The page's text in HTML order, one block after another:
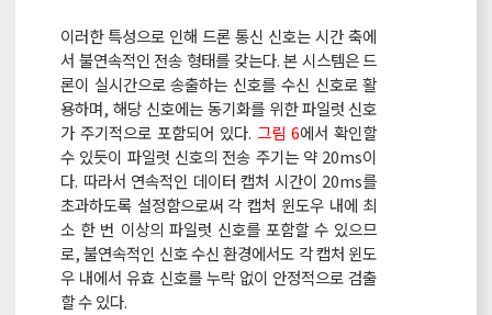
이러한 특성으로 인해 드론 통신 신호는 시간 축에
서 불연속적인 전송 형태를 갖는다. 본 시스템은 드
론이 실시간으로 송출하는 신호를 수신 신호로 활
용하며, 해당 신호에는 동기화를 위한 파일럿 신호
가 주기적으로 포함되어 있다. 그림 6에서 확인할
수 있듯이 파일럿 신호의 전송 주기는 약 20ms이
다. 따라서 연속적인 데이터 캡처 시간이 20ms를
초과하도록 설정함으로써 각 캡처 윈도우 내에 최
소 한 번 이상의 파일럿 신호를 포함할 수 있으므
로, 불연속적인 신호 수신 환경에서도 각 캡처 윈도
우 내에서 유효 신호를 누락 없이 안정적으로 검출
할 수 있다.